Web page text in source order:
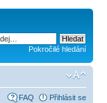
Pokročilé hledání
FAQ Přihlásit se